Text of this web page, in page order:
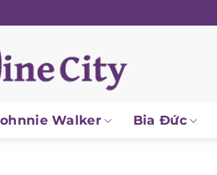
Walker Bia Đức